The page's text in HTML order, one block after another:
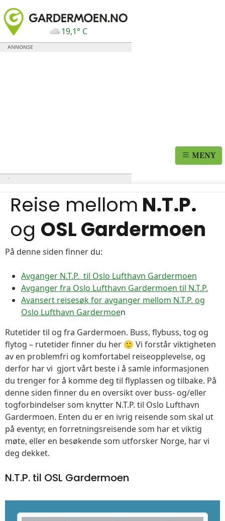
19,1° C
MENY
Reise mellom N.T.P.
og OSL Gardermoen
På denne siden finner du:
Avganger N.T.P. til Oslo Lufthavn Gardermoen
Avganger fra Oslo Lufthavn Gardermoen til N.T.P.
Avansert reisesøk for avganger mellom N.T.P. og
Oslo Lufthavn Gardermoen
Rutetider til og fra Gardermoen. Buss, flybuss, tog og
flytog – rutetider finner du her 🙂 Vi forstår viktigheten
av en problemfri og komfortabel reiseopplevelse, og
derfor har vi gjort vårt beste i å samle informasjonen
du trenger for å komme deg til flyplassen og tilbake. På
denne siden finner du en oversikt over buss- og/eller
togforbindelser som knytter N.T.P. til Oslo Lufthavn
Gardermoen. Enten du er en ivrig reisende som skal ut
på eventyr, en forretningsreisende som har et viktig
møte, eller en besøkende som utforsker Norge, har vi
deg dekket.
N.T.P. til OSL Gardermoen